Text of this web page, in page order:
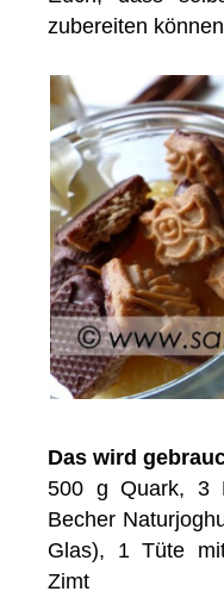
zubereiten
Das wird
500 g Quark, 3
Becher
Glas), 1 Tüte
Zimt